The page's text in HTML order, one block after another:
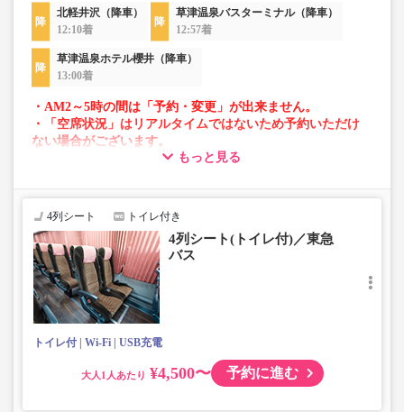
北軽井沢（降車）
12:10着
草津温泉バスターミナル（降車）
12:57着
草津温泉ホテル櫻井（降車）
13:00着
・AM2～5時の間は「予約・変更」が出来ません。
・「空席状況」はリアルタイムではないため予約いただけ
ない場合がございます。
・車両は予告なく変更となる場合がございます。これに伴
で、あらかじめご了承ください。
もっと見る
4列シート トイレ付き
4列シート(トイレ付)／東急
バス
トイレ付 Wi-Fi USB充電
大人 ¥4,500〜 予約に進む